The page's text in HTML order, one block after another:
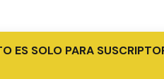
ES SOLO PARA